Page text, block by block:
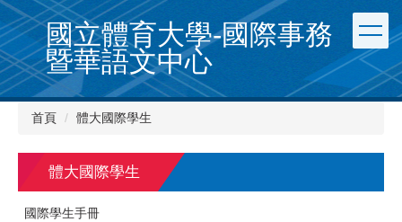
跳
到
主
要
內
國立體育大學-國際事務
暨華語文中心
首頁 體大國際學生
體大國際學生
國際學生手冊